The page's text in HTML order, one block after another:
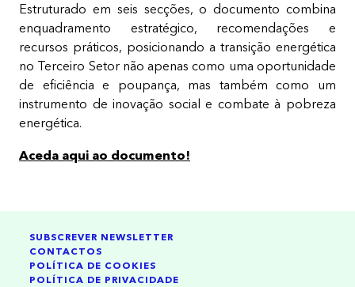
Estruturado em seis secções, o documento combina
enquadramento estratégico, recomendações e
recursos práticos, posicionando a transição energética
no Terceiro Setor não apenas como uma oportunidade
de eficiência e poupança, mas também como um
instrumento de inovação social e combate à pobreza
energética.
Aceda aqui ao documento!
SUBSCREVER NEWSLETTER
CONTACTOS
POLÍTICA DE COOKIES
POLÍTICA DE PRIVACIDADE